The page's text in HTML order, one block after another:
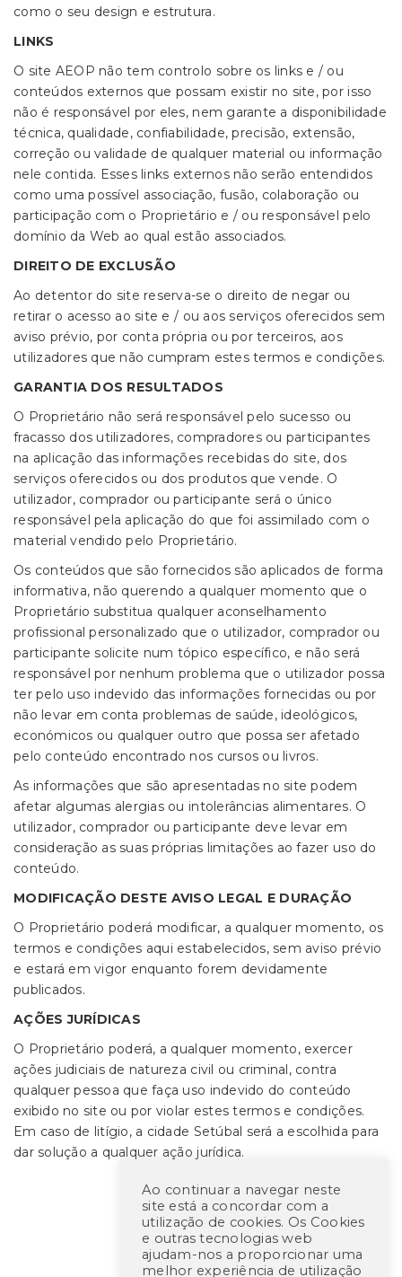
como o seu design e estrutura.
LINKS
O site AEOP não tem controlo sobre os links e / ou
conteúdos externos que possam existir no site, por isso
não é responsável por eles, nem garante a disponibilidade
técnica, qualidade, confiabilidade, precisão, extensão,
correção ou validade de qualquer material ou informação
nele contida. Esses links externos não serão entendidos
como uma possível associação, fusão, colaboração ou
participação com o Proprietário e / ou responsável pelo
domínio da Web ao qual estão associados.
DIREITO DE EXCLUSÃO
Ao detentor do site reserva-se o direito de negar ou
retirar o acesso ao site e / ou aos serviços oferecidos sem
aviso prévio, por conta própria ou por terceiros, aos
utilizadores que não cumpram estes termos e condições.
GARANTIA DOS RESULTADOS
O Proprietário não será responsável pelo sucesso ou
fracasso dos utilizadores, compradores ou participantes
na aplicação das informações recebidas do site, dos
serviços oferecidos ou dos produtos que vende. O
utilizador, comprador ou participante será o único
responsável pela aplicação do que foi assimilado com o
material vendido pelo Proprietário.
Os conteúdos que são fornecidos são aplicados de forma
informativa, não querendo a qualquer momento que o
Proprietário substitua qualquer aconselhamento
profissional personalizado que o utilizador, comprador ou
participante solicite num tópico específico, e não será
responsável por nenhum problema que o utilizador possa
ter pelo uso indevido das informações fornecidas ou por
não levar em conta problemas de saúde, ideológicos,
económicos ou qualquer outro que possa ser afetado
pelo conteúdo encontrado nos cursos ou livros.
As informações que são apresentadas no site podem
afetar algumas alergias ou intolerâncias alimentares. O
utilizador, comprador ou participante deve levar em
consideração as suas próprias limitações ao fazer uso do
conteúdo.
MODIFICAÇÃO DESTE AVISO LEGAL E DURAÇÃO
O Proprietário poderá modificar, a qualquer momento, os
termos e condições aqui estabelecidos, sem aviso prévio
e estará em vigor enquanto forem devidamente
publicados.
AÇÕES JURÍDICAS
O Proprietário poderá, a qualquer momento, exercer
ações judiciais de natureza civil ou criminal, contra
qualquer pessoa que faça uso indevido do conteúdo
exibido no site ou por violar estes termos e condições.
Em caso de litígio, a cidade Setúbal será a escolhida para
dar solução a qualquer ação jurídica.
Ao continuar a navegar neste
site está a concordar com a
utilização de cookies. Os Cookies
e outras tecnologias web
ajudam-nos a proporcionar uma
melhor experiência de utilização